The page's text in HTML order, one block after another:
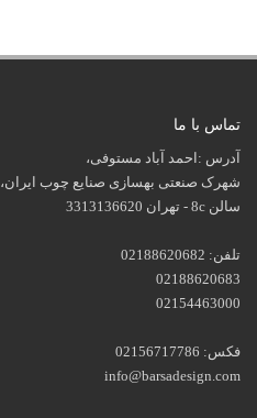
تماس با ما
آدرس :احمد آباد مستوفی،
شهرک صنعتی بهسازی صنایع چوب ایران،
سالن 8c - تهران 3313136620
تلفن: 02188620682
02188620683
02154463000
فکس: 02156717786
info@barsadesign.com